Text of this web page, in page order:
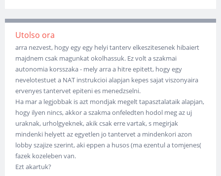
Utolso ora
arra nezvest, hogy egy egy helyi tanterv elkeszitesenek hibaiert
majdnem csak magunkat okolhassuk. Ez volt a szakmai
autonomia korsszaka - mely arra a hitre epitett, hogy egy
nevelotestuet a NAT instrukcioi alapjan kepes sajat viszonyaira
ervenyes tantervet epiteni es menedzselni.
Ha mar a legjobbak is azt mondjak megelt tapasztalataik alapjan,
hogy ilyen nincs, akkor a szakma onfeledten hodol meg az uj
uraknak, urholgyeknek, akik csak erre vartak, s megirjak
mindenki helyett az egyetlen jo tantervet a mindenkori azon
lobby szajize szerint, aki eppen a husos (ma ezentul a tomjenes(
fazek kozeleben van.
Ezt akartuk?